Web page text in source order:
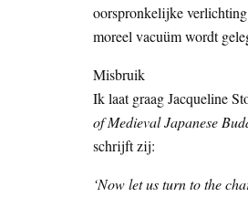
oorspronkelijke
moreel vacuüm wordt
Misbruik
Ik laat graag Jacqueline
of Medieval Japanese
schrijft zij:
‘Now let us turn to the